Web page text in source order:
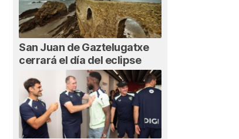
San Juan de Gaztelugatxe
cerrará el día del eclipse